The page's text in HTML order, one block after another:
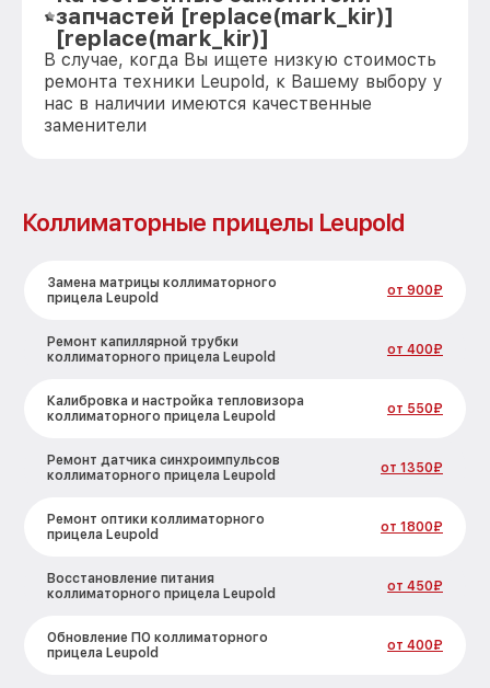
запчастей [replace(mark_kir)]
[replace(mark_kir)]
В случае, когда Вы ищете низкую стоимость
ремонта техники Leupold, к Вашему выбору у
нас в наличии имеются качественные
заменители
Коллиматорные прицелы Leupold
Замена матрицы коллиматорного
прицела Leupold
от 900₽
Ремонт капиллярной трубки
коллиматорного прицела Leupold
от 400₽
Калибровка и настройка тепловизора
коллиматорного прицела Leupold
от 550₽
Ремонт датчика синхроимпульсов
коллиматорного прицела Leupold
от 1350₽
Ремонт оптики коллиматорного
прицела Leupold
от 1800₽
Восстановление питания
коллиматорного прицела Leupold
от 450₽
Обновление ПО коллиматорного
прицела Leupold
от 400₽